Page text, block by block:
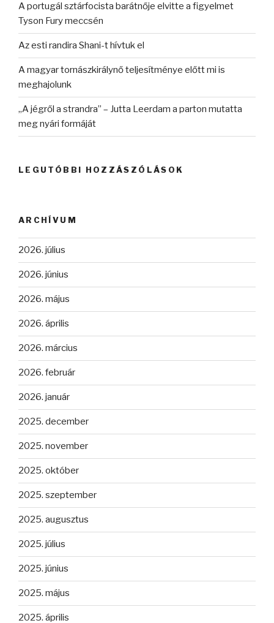
A portugál sztárfocista barátnője elvitte a figyelmet
Tyson Fury meccsén
Az esti randira Shani-t hívtuk el
A magyar tornászkirálynő teljesítménye előtt mi is
meghajolunk
„A jégről a strandra” – Jutta Leerdam a parton mutatta
meg nyári formáját
LEGUTÓBBI HOZZÁSZÓLÁSOK
ARCHÍVUM
2026. július
2026. június
2026. május
2026. április
2026. március
2026. február
2026. január
2025. december
2025. november
2025. október
2025. szeptember
2025. augusztus
2025. július
2025. június
2025. május
2025. április